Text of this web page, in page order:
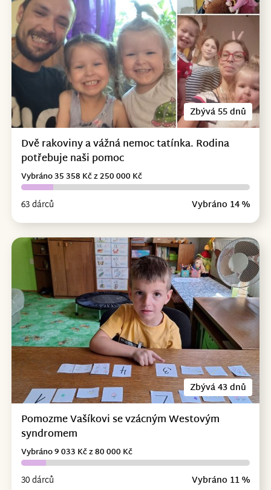
Zbývá 55 dnů
Dvě rakoviny a vážná nemoc tatínka. Rodina
potřebuje naši pomoc
63 dárců Vybráno 14 %
Vybráno 35 358 Kč z 250 000 Kč
Zbývá 43 dnů
Pomozme Vašíkovi se vzácným Westovým
syndromem
30 dárců Vybráno 11 %
Vybráno 9 033 Kč z 80 000 Kč